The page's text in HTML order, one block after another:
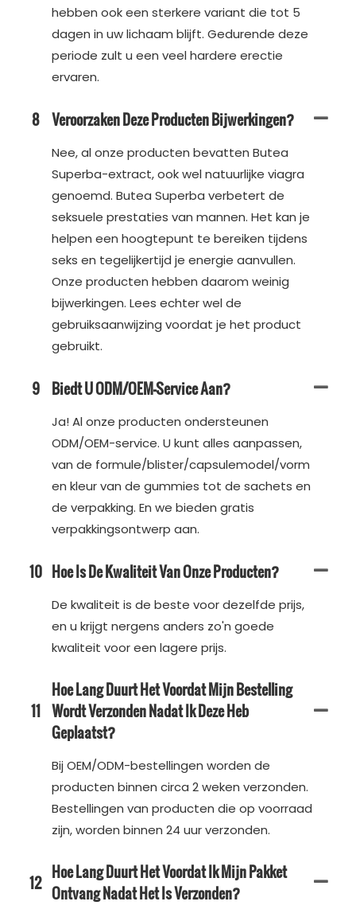
hebben ook een sterkere variant die tot 5
dagen in uw lichaam blijft. Gedurende deze
periode zult u een veel hardere erectie
ervaren.
8 Veroorzaken Deze Producten Bijwerkingen?
Nee, al onze producten bevatten Butea
Superba-extract, ook wel natuurlijke viagra
genoemd. Butea Superba verbetert de
seksuele prestaties van mannen. Het kan je
helpen een hoogtepunt te bereiken tijdens
seks en tegelijkertijd je energie aanvullen.
Onze producten hebben daarom weinig
bijwerkingen. Lees echter wel de
gebruiksaanwijzing voordat je het product
gebruikt.
9 Biedt U ODM/OEM-Service Aan?
Ja! Al onze producten ondersteunen
ODM/OEM-service. U kunt alles aanpassen,
van de formule/blister/capsulemodel/vorm
en kleur van de gummies tot de sachets en
de verpakking. En we bieden gratis
verpakkingsontwerp aan.
10 Hoe Is De Kwaliteit Van Onze Producten?
De kwaliteit is de beste voor dezelfde prijs,
en u krijgt nergens anders zo'n goede
kwaliteit voor een lagere prijs.
11
Hoe Lang Duurt Het Voordat Mijn Bestelling
Wordt Verzonden Nadat Ik Deze Heb
Geplaatst?
Bij OEM/ODM-bestellingen worden de
producten binnen circa 2 weken verzonden.
Bestellingen van producten die op voorraad
zijn, worden binnen 24 uur verzonden.
12 Hoe Lang Duurt Het Voordat Ik Mijn Pakket
Ontvang Nadat Het Is Verzonden?